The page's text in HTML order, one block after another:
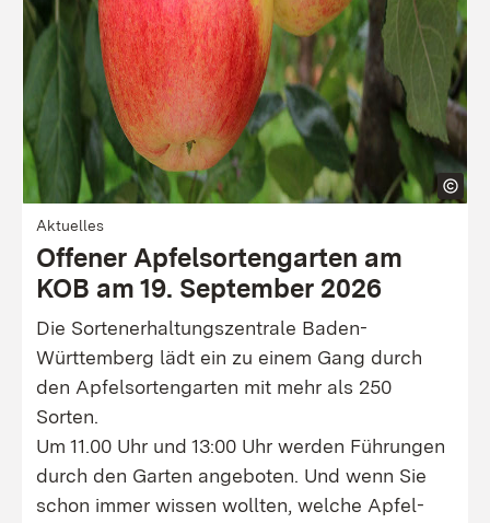
Aktuelles
Offener Apfelsortengarten am
KOB am 19. September 2026
Die Sortenerhaltungszentrale Baden-
Württemberg lädt ein zu einem Gang durch
den Apfelsortengarten mit mehr als 250
Sorten.
Um 11.00 Uhr und 13:00 Uhr werden Führungen
durch den Garten angeboten. Und wenn Sie
schon immer wissen wollten, welche Apfel-